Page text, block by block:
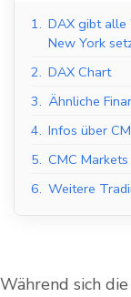
1. DAX gibt alle
New York
2. DAX Chart
3. Ähnliche
4. Infos über
5. CMC
6. Weitere
Während sich